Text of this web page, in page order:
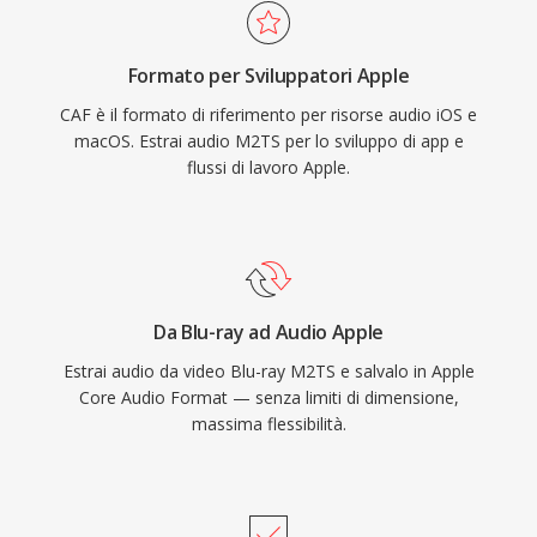
macOS e iOS, garantendo riproduzione a bassa
latenza in applicazioni professionali come Logic
Pro e Final Cut Pro. Per i flussi di lavoro
nell&#039;ecosistema Apple che richiedono
versatilità e scalabilità, CAF rappresenta una
scelta eccezionalmente capace.
Formato per Sviluppatori Apple
CAF è il formato di riferimento per risorse audio iOS e
macOS. Estrai audio M2TS per lo sviluppo di app e
flussi di lavoro Apple.
Da Blu-ray ad Audio Apple
Estrai audio da video Blu-ray M2TS e salvalo in Apple
Core Audio Format — senza limiti di dimensione,
massima flessibilità.